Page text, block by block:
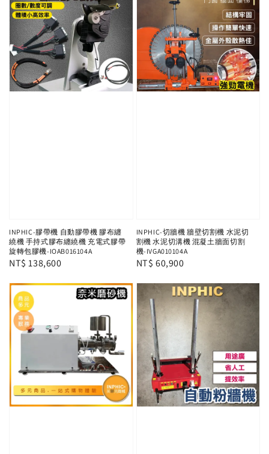
INPHIC-膠帶機 自動膠帶機 膠布纏
繞機 手持式膠布纏繞機 充電式膠帶
旋轉包膠機-IOAB016104A
Regular
NT$ 138,600
INPHIC-切牆機 牆壁切割機 水泥切
割機 水泥切溝機 混凝土牆面切割
機-IVGA010104A
Regular
NT$ 60,900